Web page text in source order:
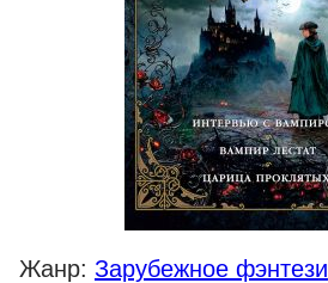
Жанр: Зарубежное фэнтези